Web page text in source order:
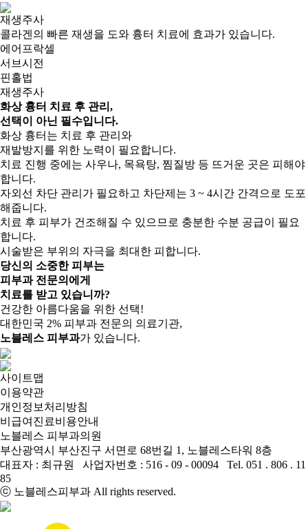
재생주사
콜라겐의 빠른 재생을 도와 흉터 치료에 효과가 있습니다.
에어프락셀
서브시전
핀홀법
재생주사
화상 흉터 치료 후 관리,
선택이 아닌 필수입니다.
화상 흉터는 치료 후 관리와
재발방지를 위한 노력이 필요합니다.
치료 진행 중에는 사우나, 목욕탕, 찜질방 등 뜨거운 곳은 피해야
합니다.
자외선 차단 관리가 필요하고 차단제는 3 ~ 4시간 간격으로 도포
해줍니다.
치료 후 피부가 건조해질 수 있으므로 충분한 수분 공급이 필요
합니다.
시술받은 부위의 자극을 최대한 피합니다.
당신의 소중한 피부는
피부과 전문의 에게
치료를 받고 있습니까?
건강한 아름다움을 위한 선택!
대한민국 2% 피부과 전문의 의료기관,
노블레스 피부과가 있습니다.
사이트맵
이용약관
개인정보처리방침
비급여진료비용안내
노블레스 피부과의원
부산광역시 부산진구 서면로 68번길 1, 노블레스타워 8층
대표자 : 최규원 사업자번호 : 516 - 09 - 00094 Tel. 051 . 806 . 11
85
ⓒ 노블레스피부과 All rights reserved.